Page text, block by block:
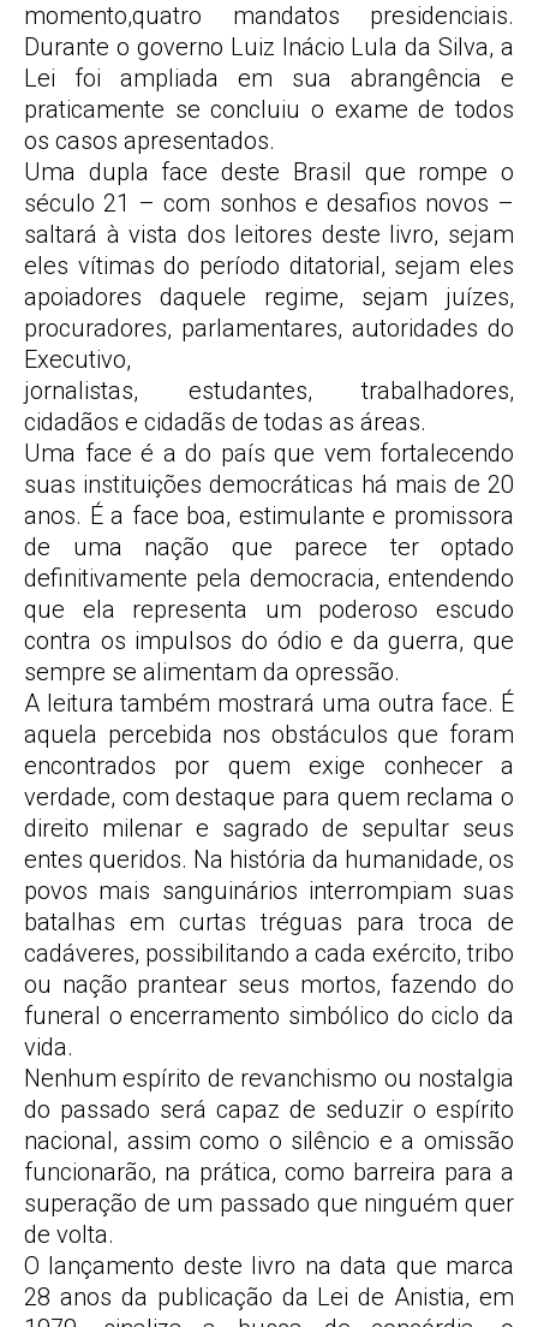
momento,quatro mandatos presidenciais.
Durante o governo Luiz Inácio Lula da Silva, a
Lei foi ampliada em sua abrangência e
praticamente se concluiu o exame de todos
os casos apresentados.
Uma dupla face deste Brasil que rompe o
século 21 – com sonhos e desafios novos –
saltará à vista dos leitores deste livro, sejam
eles vítimas do período ditatorial, sejam eles
apoiadores daquele regime, sejam juízes,
procuradores, parlamentares, autoridades do
Executivo,
jornalistas, estudantes, trabalhadores,
cidadãos e cidadãs de todas as áreas.
Uma face é a do país que vem fortalecendo
suas instituições democráticas há mais de 20
anos. É a face boa, estimulante e promissora
de uma nação que parece ter optado
definitivamente pela democracia, entendendo
que ela representa um poderoso escudo
contra os impulsos do ódio e da guerra, que
sempre se alimentam da opressão.
A leitura também mostrará uma outra face. É
aquela percebida nos obstáculos que foram
encontrados por quem exige conhecer a
verdade, com destaque para quem reclama o
direito milenar e sagrado de sepultar seus
entes queridos. Na história da humanidade, os
povos mais sanguinários interrompiam suas
batalhas em curtas tréguas para troca de
cadáveres, possibilitando a cada exército, tribo
ou nação prantear seus mortos, fazendo do
funeral o encerramento simbólico do ciclo da
vida.
Nenhum espírito de revanchismo ou nostalgia
do passado será capaz de seduzir o espírito
nacional, assim como o silêncio e a omissão
funcionarão, na prática, como barreira para a
superação de um passado que ninguém quer
de volta.
O lançamento deste livro na data que marca
28 anos da publicação da Lei de Anistia, em